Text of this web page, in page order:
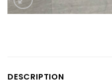
DESCRIPTION